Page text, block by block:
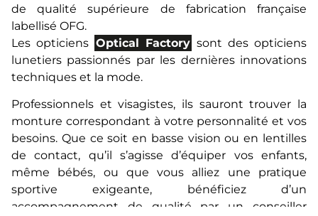
de qualité supérieure de fabrication française
labellisé OFG.
Les opticiens Optical Factory sont des opticiens
lunetiers passionnés par les dernières innovations
techniques et la mode.
Professionnels et visagistes, ils sauront trouver la
monture correspondant à votre personnalité et vos
besoins. Que ce soit en basse vision ou en lentilles
de contact, qu’il s’agisse d’équiper vos enfants,
même bébés, ou que vous alliez une pratique
sportive exigeante, bénéficiez d’un
accompagnement de qualité par un conseiller